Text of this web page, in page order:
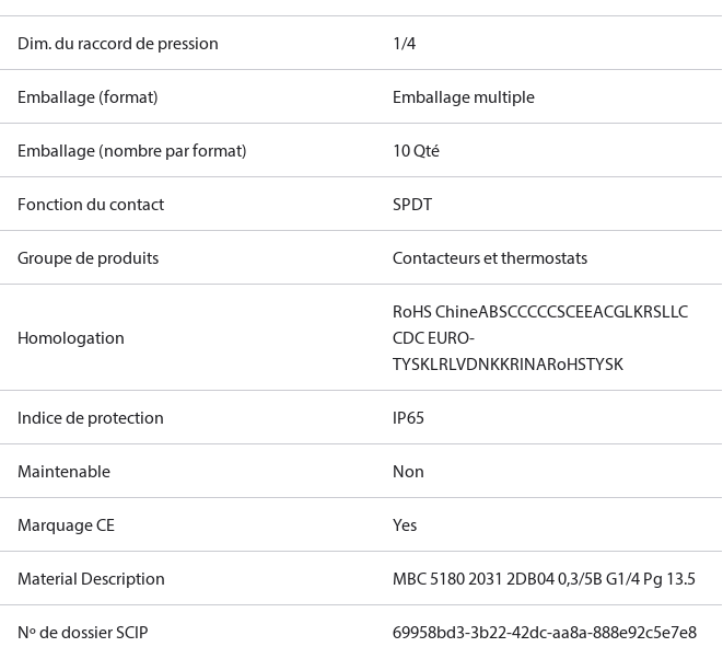
Dim. du raccord de pression 1/4
Emballage (format) Emballage multiple
Emballage (nombre par format) 10 Qté
Fonction du contact SPDT
Groupe de produits Contacteurs et thermostats
Homologation
RoHS ChineABSCCCCCSCEEACGLKRSLLC
CDC EURO-
TYSKLRLVDNKKRINARoHSTYSK
Indice de protection IP65
Maintenable Non
Marquage CE Yes
Material Description MBC 5180 2031 2DB04 0,3/5B G1/4 Pg 13.5
Nº de dossier SCIP 69958bd3-3b22-42dc-aa8a-888e92c5e7e8